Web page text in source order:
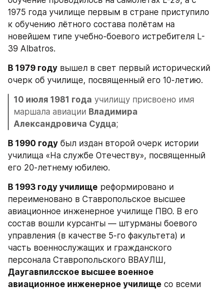
1975 года училище первым в стране приступило
к обучению лётного состава полётам на
новейшем типе учебно-боевого истребителя L-
39 Albatros.
В 1979 году вышел в свет первый исторический
очерк об училище, посвященный его 10-летию.
10 июля 1981 года училищу присвоено имя
маршала авиации Владимира
Александровича Судца;
В 1990 году был издан второй очерк истории
училища «На службе Отечеству», посвященный
его 20-летнему юбилею.
В 1993 году училище реформировано и
переименовано в Ставропольское высшее
авиационное инженерное училище ПВО. В его
состав вошли курсанты — штурманы боевого
управления (в качестве 5-го факультета) и
часть военнослужащих и гражданского
Даугавпилсское высшее военное
авиационное инженерное училище со всеми